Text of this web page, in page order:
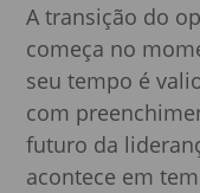
A transição do
começa no
seu tempo é
com
futuro da
acontece em